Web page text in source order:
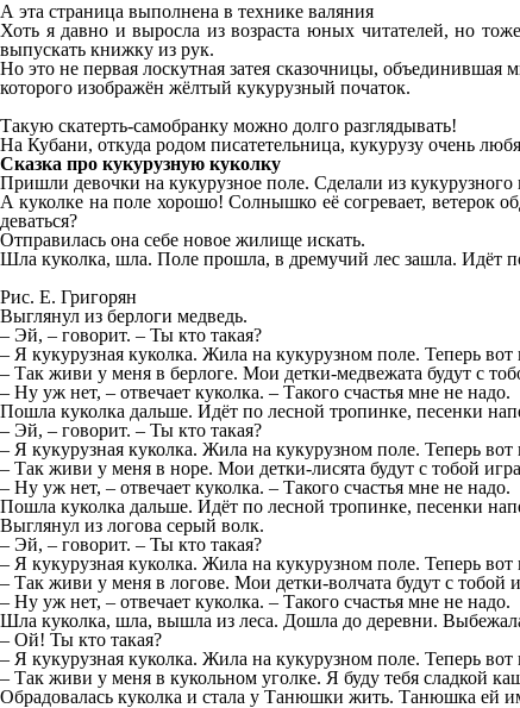
А эта страница выполнена в технике валяния
Хоть я давно и выросла из возраста юных читателей, но
выпускать книжку из рук.
Но это не первая лоскутная затея сказочницы,
которого изображён жёлтый кукурузный початок.
Такую скатерть-самобранку можно долго разглядывать!
На Кубани, откуда родом писатетельница, кукурузу очень
Сказка про кукурузную куколку
Пришли девочки на кукурузное поле. Сделали из
А куколке на поле хорошо! Солнышко её согревает, ветерок
деваться?
Отправилась она себе новое жилище искать.
Шла куколка, шла. Поле прошла, в дремучий лес зашла. Идёт
Рис. Е. Григорян
Выглянул из берлоги медведь.
– Эй, – говорит. – Ты кто такая?
– Я кукурузная куколка. Жила на кукурузном поле. Теперь
– Так живи у меня в берлоге. Мои детки-медвежата будут с
– Ну уж нет, – отвечает куколка. – Такого счастья мне не надо.
Пошла куколка дальше. Идёт по лесной тропинке, песенки
– Эй, – говорит. – Ты кто такая?
– Я кукурузная куколка. Жила на кукурузном поле. Теперь
– Так живи у меня в норе. Мои детки-лисята будут с тобой
– Ну уж нет, – отвечает куколка. – Такого счастья мне не надо.
Пошла куколка дальше. Идёт по лесной тропинке, песенки
Выглянул из логова серый волк.
– Эй, – говорит. – Ты кто такая?
– Я кукурузная куколка. Жила на кукурузном поле. Теперь
– Так живи у меня в логове. Мои детки-волчата будут с тобой
– Ну уж нет, – отвечает куколка. – Такого счастья мне не надо.
Шла куколка, шла, вышла из леса. Дошла до деревни.
– Ой! Ты кто такая?
– Я кукурузная куколка. Жила на кукурузном поле. Теперь
– Так живи у меня в кукольном уголке. Я буду тебя сладкой
Обрадовалась куколка и стала у Танюшки жить. Танюшка ей